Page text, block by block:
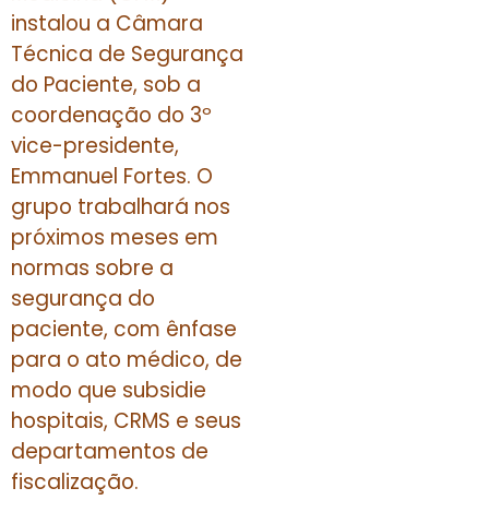
instalou a Câmara
Técnica de Segurança
do Paciente, sob a
coordenação do 3º
vice-presidente,
Emmanuel Fortes. O
grupo trabalhará nos
próximos meses em
normas sobre a
segurança do
paciente, com ênfase
para o ato médico, de
modo que subsidie
hospitais, CRMS e seus
departamentos de
fiscalização.